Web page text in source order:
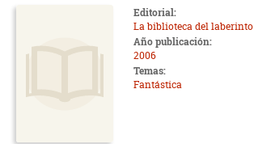
Editorial:
La biblioteca del laberinto
Año publicación:
2006
Temas:
Fantástica